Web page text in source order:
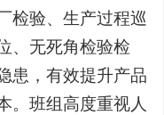
检验、生产过程巡
、无死角检验检
患，有效提升产品
。班组高度重视人